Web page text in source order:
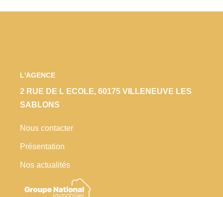
Nos Prestations
L'AGENCE
2 RUE DE L ECOLE, 60175 VILLENEUVE LES
SABLONS
Nous contacter
Présentation
Nos actualités